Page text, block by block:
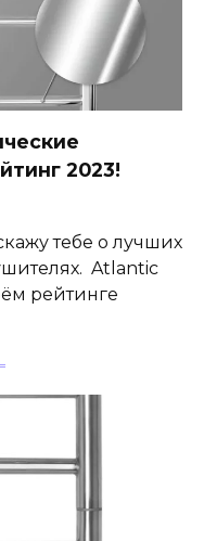
2023!
тебе о лучших
Atlantic
рейтинге